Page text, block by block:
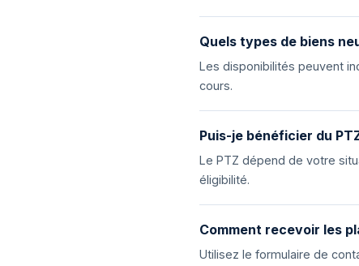
Quels types de biens
Les disponibilités peuvent
cours.
Puis-je bénéficier du
Le PTZ dépend de votre
éligibilité.
Comment recevoir les
Utilisez le formulaire de